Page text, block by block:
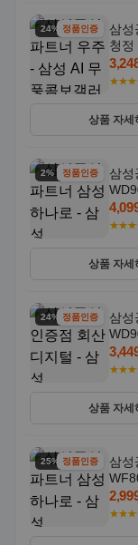
24% 할인정품인증
삼성
청정
상품 자세
2% 할인정품인증
삼성
18kg
상품 자세
24% 할인정품인증
삼성
일체
상품 자세
25% 할인정품인증
삼성
조기